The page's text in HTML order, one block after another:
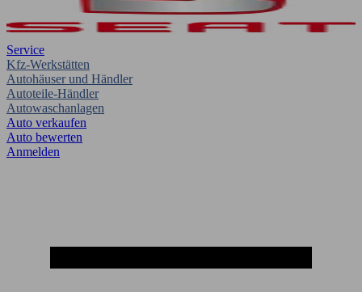
Service
Kfz-Werkstätten
Autohäuser und Händler
Autoteile-Händler
Autowaschanlagen
Auto verkaufen
Auto bewerten
Anmelden